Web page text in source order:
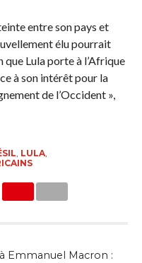
entre son pays et
élu pourrait
Lula porte à l’Afrique
à son intérêt pour la
de l’Occident »,
LULA,
Emmanuel Macron :